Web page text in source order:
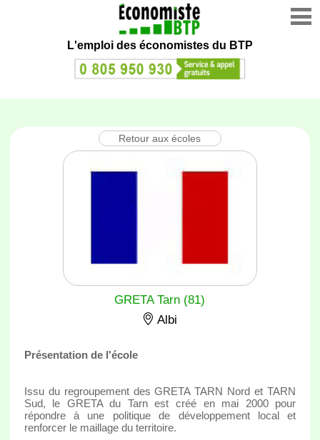
L'emploi des économistes du BTP
Retour aux écoles
GRETA Tarn (81)
Albi
Présentation de l'école
Issu du regroupement des GRETA TARN Nord et TARN
Sud, le GRETA du Tarn est créé en mai 2000 pour
répondre à une politique de développement local et
renforcer le maillage du territoire.